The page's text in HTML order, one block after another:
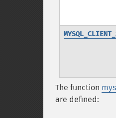
The function
are defined: